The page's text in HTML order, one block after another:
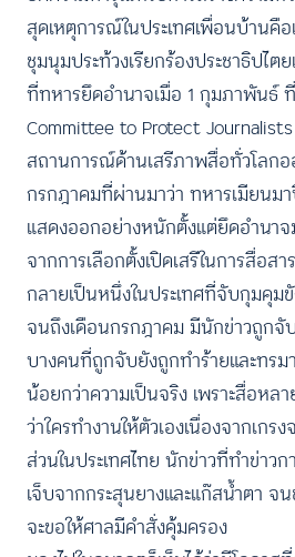
สุดเหตุการณ์ในประเทศเพื่อนบ้านคื
ชุมนุมประท้วงเรียกร้องประชาธิปไต
ที่ทหารยึดอำนาจเมื่อ 1 กุมภาพันธ์
Committee to Protect
สถานการณ์ด้านเสรีภาพสื่อทั่วโลกอ
กรกฎาคมที่ผ่านมาว่า ทหารเมียนม
แสดงออกอย่างหนักตั้งแต่ยึดอำนา
จากการเลือกตั้งเปิดเสรีในการสื่อ
กลายเป็นหนึ่งในประเทศที่จับกุมคุ
จนถึงเดือนกรกฎาคม มีนักข่าวถูกจั
บางคนที่ถูกจับยังถูกทำร้ายและทรม
น้อยกว่าความเป็นจริง เพราะสื่อหล
ว่าใครทำงานให้ตัวเองเนื่องจากเกร
ส่วนในประเทศไทย นักข่าวที่ทำข่าว
เจ็บจากกระสุนยางและแก๊สน้ำตา
จะขอให้ศาลมีคำสั่งคุ้มครอง